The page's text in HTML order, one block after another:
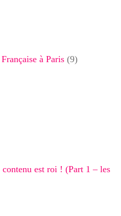
à Paris (9)
est roi ! (Part 1 – les